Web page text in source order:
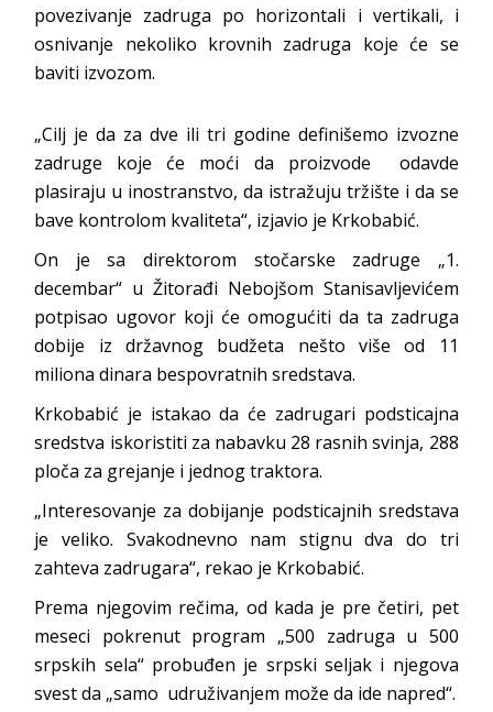
povezivanje zadruga po horizontali i vertikali, i
osnivanje nekoliko krovnih zadruga koje će se
baviti izvozom.
„Cilj je da za dve ili tri godine definišemo izvozne
zadruge koje će moći da proizvode odavde
plasiraju u inostranstvo, da istražuju tržište i da se
bave kontrolom kvaliteta“, izjavio je Krkobabić.
On je sa direktorom stočarske zadruge „1.
decembar“ u Žitorađi Nebojšom Stanisavljevićem
potpisao ugovor koji će omogućiti da ta zadruga
dobije iz državnog budžeta nešto više od 11
miliona dinara bespovratnih sredstava.
Krkobabić je istakao da će zadrugari podsticajna
sredstva iskoristiti za nabavku 28 rasnih svinja, 288
ploča za grejanje i jednog traktora.
„Interesovanje za dobijanje podsticajnih sredstava
je veliko. Svakodnevno nam stignu dva do tri
zahteva zadrugara“, rekao je Krkobabić.
Prema njegovim rečima, od kada je pre četiri, pet
meseci pokrenut program „500 zadruga u 500
srpskih sela“ probuđen je srpski seljak i njegova
svest da „samo udruživanjem može da ide napred“.